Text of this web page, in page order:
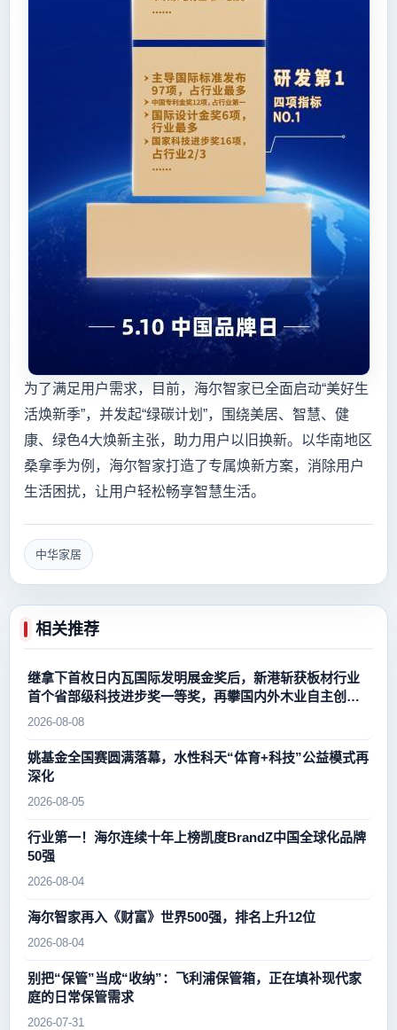
为了满足用户需求，目前，海尔智家已全面启动“美好生
活焕新季”，并发起“绿碳计划”，围绕美居、智慧、健
康、绿色4大焕新主张，助力用户以旧换新。以华南地区
桑拿季为例，海尔智家打造了专属焕新方案，消除用户
生活困扰，让用户轻松畅享智慧生活。
中华家居
相关推荐
继拿下首枚日内瓦国际发明展金奖后，新港斩获板材行业
首个省部级科技进步奖一等奖，再攀国内外木业自主创新
新高峰
2026-08-08
姚基金全国赛圆满落幕，水性科天“体育+科技”公益模式再
深化
2026-08-05
行业第一！海尔连续十年上榜凯度BrandZ中国全球化品牌
50强
2026-08-04
海尔智家再入《财富》世界500强，排名上升12位
2026-08-04
别把“保管”当成“收纳”：飞利浦保管箱，正在填补现代家
庭的日常保管需求
2026-07-31